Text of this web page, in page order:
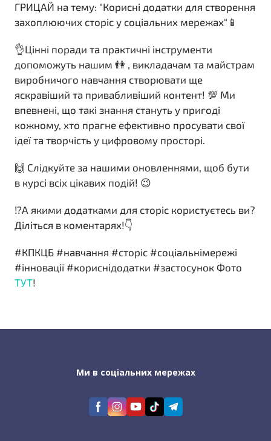
ГРИЦАЙ на тему: "Корисні додатки для створення
захоплюючих сторіс у соціальних мережах"📱
👌Цінні поради та практичні інструменти
допоможуть нашим 👫 , викладачам та майстрам
виробничого навчання створювати ще
яскравіший та привабливіший контент! 💯 Ми
впевнені, що такі знання стануть у пригоді
кожному, хто прагне ефективно просувати свої
ідеї та творчість у цифровому просторі.
🙌 Слідкуйте за нашими оновленнями, щоб бути
в курсі всіх цікавих подій! 😉
⁉️А якими додатками для сторіс користуєтесь ви?
Діліться в коментарях!👇
#КПКЦБ #навчання #сторіс #соціальнімережі
#інновації #кориснідодатки #застосунок Фото
ТУТ!
Ми в соціальних мережах